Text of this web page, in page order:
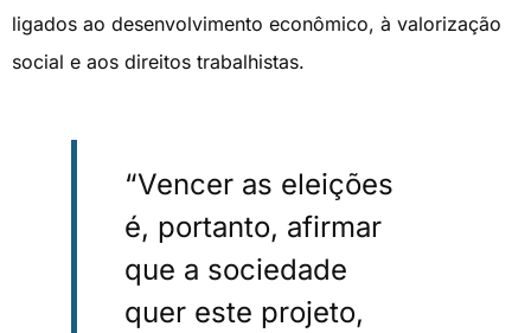
ligados ao desenvolvimento econômico, à valorização
social e aos direitos trabalhistas.
“Vencer as eleições
é, portanto, afirmar
que a sociedade
quer este projeto,